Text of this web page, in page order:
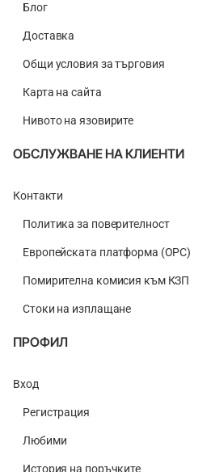
Блог
Доставка
Общи условия за търговия
Карта на сайта
Нивото на язовирите
ОБСЛУЖВАНЕ НА КЛИЕНТИ
Контакти
Политика за поверителност
Европейската платформа (ОРС)
Помирителна комисия към КЗП
Стоки на изплащане
ПРОФИЛ
Вход
Регистрация
Любими
История на поръчките